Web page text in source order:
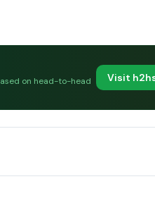
on head-to-head
Visit